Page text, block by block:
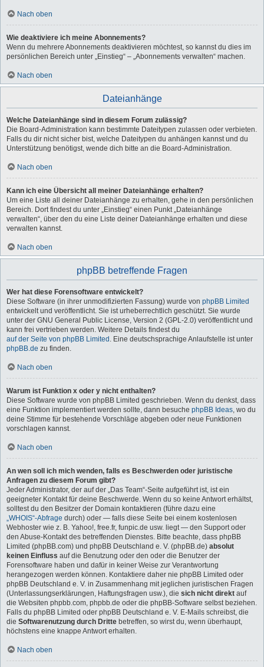
Nach oben
Wie deaktiviere ich meine Abonnements?
Wenn du mehrere Abonnements deaktivieren möchtest, so kannst du dies im
persönlichen Bereich unter „Einstieg“ – „Abonnements verwalten“ machen.
Nach oben
Dateianhänge
Welche Dateianhänge sind in diesem Forum zulässig?
Die Board-Administration kann bestimmte Dateitypen zulassen oder verbieten.
Falls du dir nicht sicher bist, welche Dateitypen du anhängen kannst und du
Unterstützung benötigst, wende dich bitte an die Board-Administration.
Nach oben
Kann ich eine Übersicht all meiner Dateianhänge erhalten?
Um eine Liste all deiner Dateianhänge zu erhalten, gehe in den persönlichen
Bereich. Dort findest du unter „Einstieg“ einen Punkt „Dateianhänge
verwalten“, über den du eine Liste deiner Dateianhänge erhalten und diese
verwalten kannst.
Nach oben
phpBB betreffende Fragen
Wer hat diese Forensoftware entwickelt?
Diese Software (in ihrer unmodifizierten Fassung) wurde von phpBB Limited
entwickelt und veröffentlicht. Sie ist urheberrechtlich geschützt. Sie wurde
unter der GNU General Public License, Version 2 (GPL-2.0) veröffentlicht und
kann frei vertrieben werden. Weitere Details findest du
auf der Seite von phpBB Limited . Eine deutschsprachige Anlaufstelle ist unter
phpBB.de zu finden.
Nach oben
Warum ist Funktion x oder y nicht enthalten?
Diese Software wurde von phpBB Limited geschrieben. Wenn du denkst, dass
eine Funktion implementiert werden sollte, dann besuche phpBB Ideas, wo du
deine Stimme für bestehende Vorschläge abgeben oder neue Funktionen
vorschlagen kannst.
Nach oben
An wen soll ich mich wenden, falls es Beschwerden oder juristische
Anfragen zu diesem Forum gibt?
Jeder Administrator, der auf der „Das Team“-Seite aufgeführt ist, ist ein
geeigneter Kontakt für deine Beschwerde. Wenn du so keine Antwort erhältst,
solltest du den Besitzer der Domain kontaktieren (führe dazu eine
„WHOIS“-Abfrage durch) oder — falls diese Seite bei einem kostenlosen
Webhoster wie z. B. Yahoo!, free.fr, funpic.de usw. liegt — den Support oder
den Abuse-Kontakt des betreffenden Dienstes. Bitte beachte, dass phpBB
Limited (phpBB.com) und phpBB Deutschland e. V. (phpBB.de) absolut
keinen Einfluss auf die Benutzung oder den oder die Benutzer der
Forensoftware haben und dafür in keiner Weise zur Verantwortung
herangezogen werden können. Kontaktiere daher nie phpBB Limited oder
phpBB Deutschland e. V. in Zusammenhang mit jeglichen juristischen Fragen
(Unterlassungserklärungen, Haftungsfragen usw.), die sich nicht direkt auf
die Websiten phpbb.com, phpbb.de oder die phpBB-Software selbst beziehen.
Falls du phpBB Limited oder phpBB Deutschland e. V. E-Mails schreibst, die
die Softwarenutzung durch Dritte betreffen, so wirst du, wenn überhaupt,
höchstens eine knappe Antwort erhalten.
Nach oben